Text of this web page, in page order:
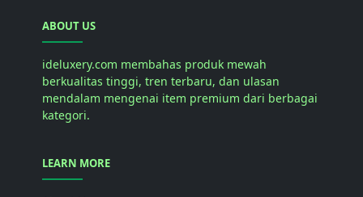
ABOUT US
ideluxery.com membahas produk mewah
berkualitas tinggi, tren terbaru, dan ulasan
mendalam mengenai item premium dari berbagai
kategori.
LEARN MORE